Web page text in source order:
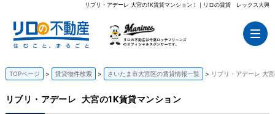
リブリ・アデーレ 大宮の1K賃貸マンション！｜リロの賃貸 レックス大興
TOPページ 賃貸物件検索 さいたま市大宮区の賃貸情報一覧 リブリ・アデーレ 大
リブリ・アデーレ 大宮の1K賃貸マンション